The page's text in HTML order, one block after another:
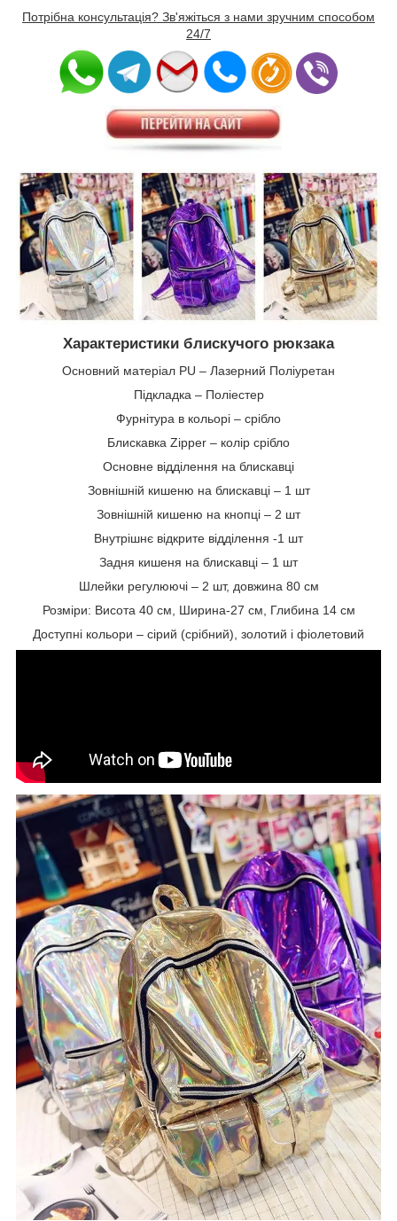
Потрібна консультація? Зв'яжіться з нами зручним способом
24/7
Характеристики блискучого рюкзака
Основний матеріал PU – Лазерний Поліуретан
Підкладка – Поліестер
Фурнітура в кольорі – срібло
Блискавка Zipper – колір срібло
Основне відділення на блискавці
Зовнішній кишеню на блискавці – 1 шт
Зовнішній кишеню на кнопці – 2 шт
Внутрішнє відкрите відділення -1 шт
Задня кишеня на блискавці – 1 шт
Шлейки регулюючі – 2 шт, довжина 80 см
Розміри: Висота 40 см, Ширина-27 см, Глибина 14 см
Доступні кольори – сірий (срібний), золотий і фіолетовий